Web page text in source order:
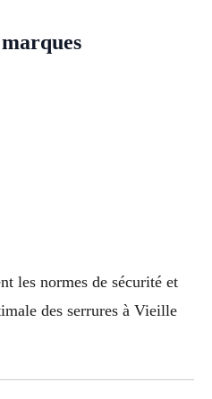
les normes de sécurité et
des serrures à Vieille